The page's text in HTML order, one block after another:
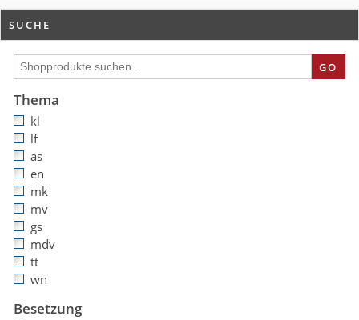
SUCHE
GO
Thema
kl
lf
as
en
mk
mv
gs
mdv
tt
wn
Besetzung